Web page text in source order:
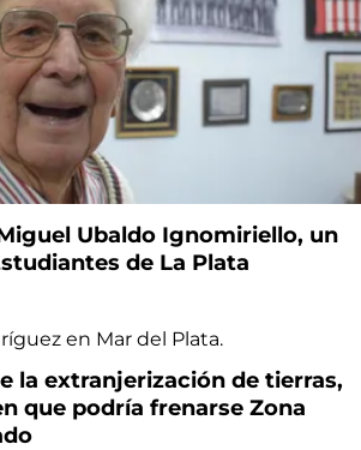
Ubaldo Ignomiriello, un
de La Plata
la extranjerización de tierras,
que podría frenarse Zona